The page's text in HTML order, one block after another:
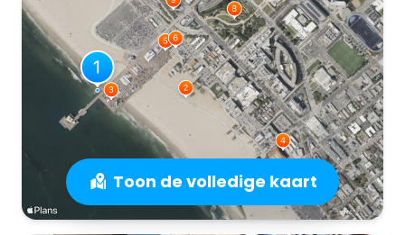
Toon de volledige kaart